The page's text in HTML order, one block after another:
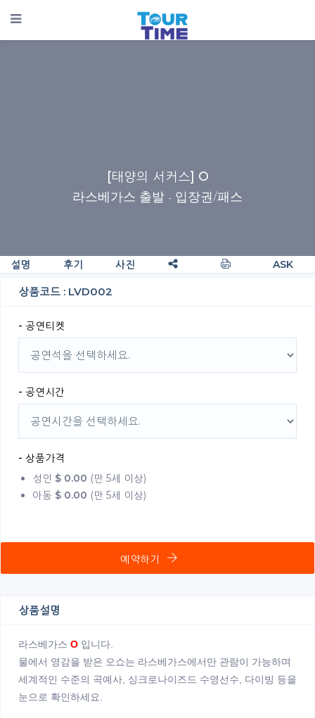
[태양의 서커스] O
라스베가스 출발 - 입장권/패스
설명 후기 사진 ASK
상품코드 : LVD002
- 공연티켓
- 공연시간
- 상품가격
성인 $ 0.00 (만 5세 이상)
아동 $ 0.00 (만 5세 이상)
예약하기
상품설명
라스베가스 O 입니다.
물에서 영감을 받은 오쇼는 라스베가스에서만 관람이 가능하며
세계적인 수준의 곡예사, 싱크로나이즈드 수영선수, 다이빙 등을
눈으로 확인하세요.